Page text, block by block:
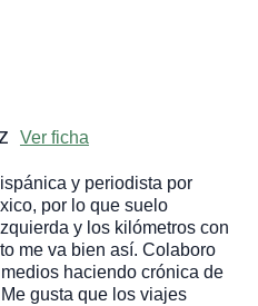
Ver ficha
y periodista por
por lo que suelo
y los kilómetros con
me va bien así. Colaboro
haciendo crónica de
gusta que los viajes